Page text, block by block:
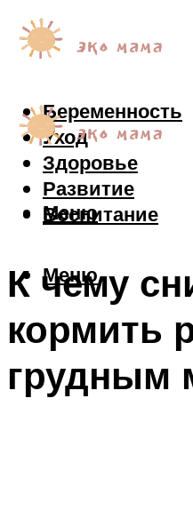
Беременность
Уход
Здоровье
Развитие
Воспитание
Меню
Меню
К чему
кормить
грудным